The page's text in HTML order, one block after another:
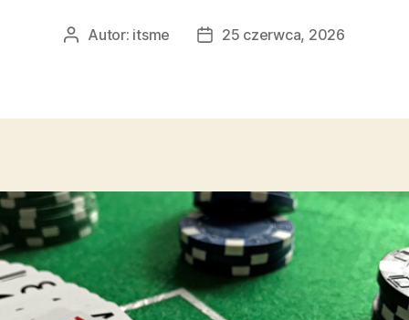
AutorAutor: itsme
Data25 czerwca, 2026